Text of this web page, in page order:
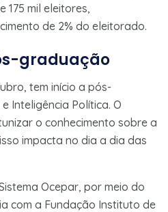
175 mil eleitores,
de 2% do eleitorado.
graduação
tem início a pós-
Inteligência Política. O
o conhecimento sobre a
impacta no dia a dia das
Ocepar, por meio do
com a Fundação Instituto de